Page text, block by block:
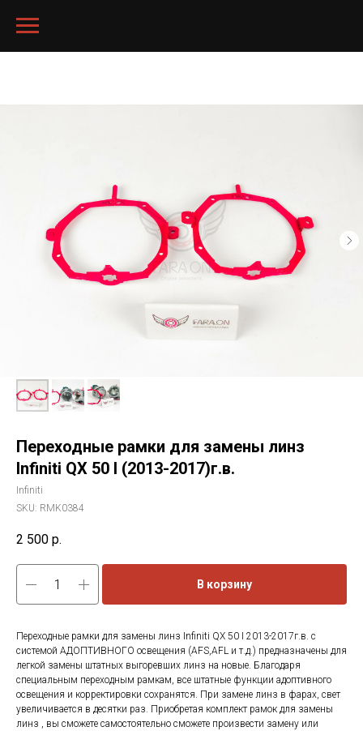
Переходные рамки для замены линз
Infiniti QX 50 I (2013-2017)г.в.
Infiniti
SKU: RMK0384
2 500 р.
В корзину
Переходные рамки для замены линз Infiniti QX 50 I 2013-2017г.в. с
системой АДОПТИВНОГО освещения (AFS,AFL и т.д.) предназначены для
легкой замены штатных выгоревших линз на новые. Благодаря
специальным переходным рамкам, все штатные функции адоптивного
освещения и корректировки сохранятся. При замене линз в фарах, свет
увеличивается в десятки раз. Приобретая комплект рамок для замены
линз , вы сможете самостоятельно сможете произвести замену или